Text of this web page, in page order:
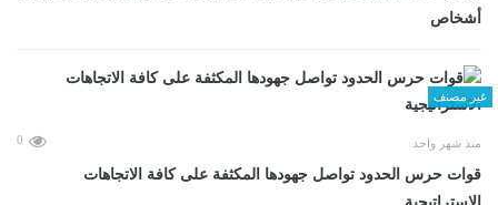
أشخاص
غير مصنف
منذ شهر واحد 0
قوات حرس الحدود تواصل جهودها المكثفة على كافة الاتجاهات